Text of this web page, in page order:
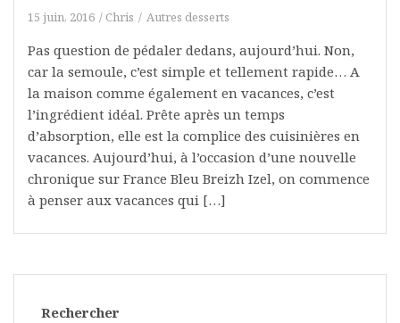
15 juin, 2016 Chris Autres desserts
Pas question de pédaler dedans, aujourd’hui. Non,
car la semoule, c’est simple et tellement rapide… A
la maison comme également en vacances, c’est
l’ingrédient idéal. Prête après un temps
d’absorption, elle est la complice des cuisinières en
vacances. Aujourd’hui, à l’occasion d’une nouvelle
chronique sur France Bleu Breizh Izel, on commence
à penser aux vacances qui […]
Rechercher